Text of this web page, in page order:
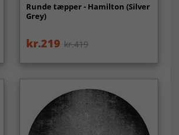
Runde tæpper - Hamilton (Silver
Grey)
kr.219 kr.419